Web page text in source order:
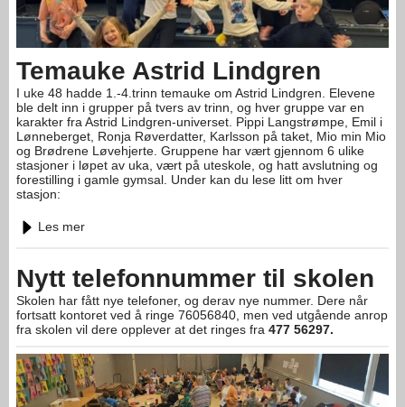
Temauke Astrid Lindgren
I uke 48 hadde 1.-4.trinn temauke om Astrid Lindgren. Elevene
ble delt inn i grupper på tvers av trinn, og hver gruppe var en
karakter fra Astrid Lindgren-universet. Pippi Langstrømpe, Emil i
Lønneberget, Ronja Røverdatter, Karlsson på taket, Mio min Mio
og Brødrene Løvehjerte. Gruppene har vært gjennom 6 ulike
stasjoner i løpet av uka, vært på uteskole, og hatt avslutning og
forestilling i gamle gymsal. Under kan du lese litt om hver
stasjon:
Les mer
Nytt telefonnummer til skolen
Skolen har fått nye telefoner, og derav nye nummer. Dere når
fortsatt kontoret ved å ringe 76056840, men ved utgående anrop
fra skolen vil dere opplever at det ringes fra 477 56297.